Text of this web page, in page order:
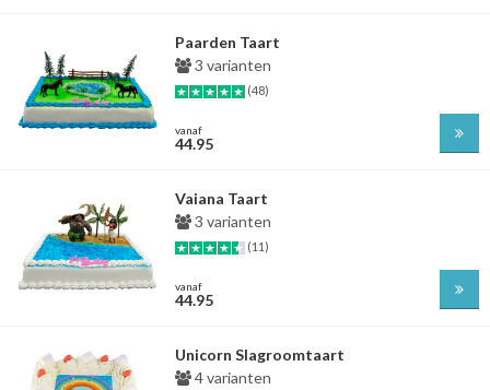
Paarden Taart
3 varianten
(48)
vanaf
44.95
Vaiana Taart
3 varianten
(11)
vanaf
44.95
Unicorn Slagroomtaart
4 varianten